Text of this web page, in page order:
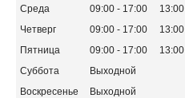
Среда
09:00 17:00 13:00
Четверг
09:00 17:00 13:00
Пятница
09:00 17:00 13:00
Суббота
Выходной
Воскресенье
Выходной